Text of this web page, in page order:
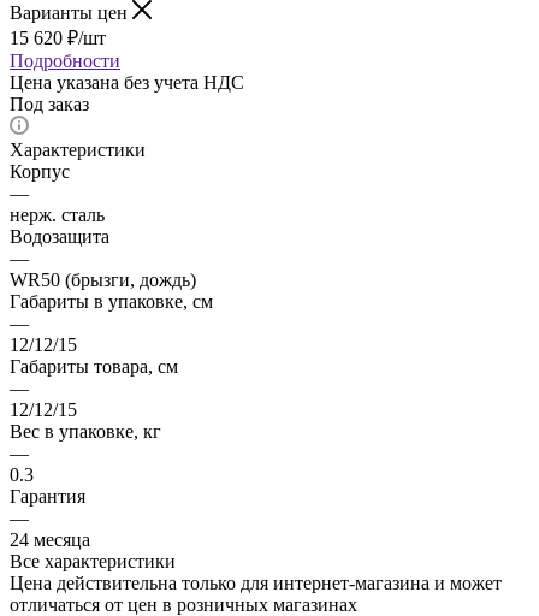
Варианты цен
15 620 ₽/шт
Подробности
Цена указана без учета НДС
Под заказ
Характеристики
Корпус
—
нерж. сталь
Водозащита
—
WR50 (брызги, дождь)
Габариты в упаковке, см
—
12/12/15
Габариты товара, см
—
12/12/15
Вес в упаковке, кг
—
0.3
Гарантия
—
24 месяца
Все характеристики
Цена действительна только для интернет-магазина и может
отличаться от цен в розничных магазинах